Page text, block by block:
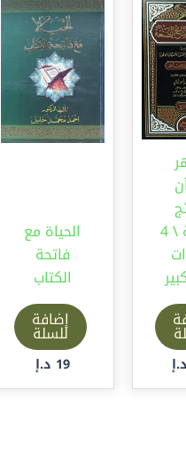
الصنعة \ 4
د.إ
الحياة مع
فاتحة
الكتاب
إضافة
للسلة
19 د.إ